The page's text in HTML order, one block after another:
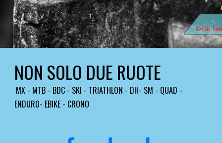
NON SOLO DUE RUOTE
MX - MTB - BDC - SKI - TRIATHLON - DH- SM - QUAD -
ENDURO- EBIKE - CRONO